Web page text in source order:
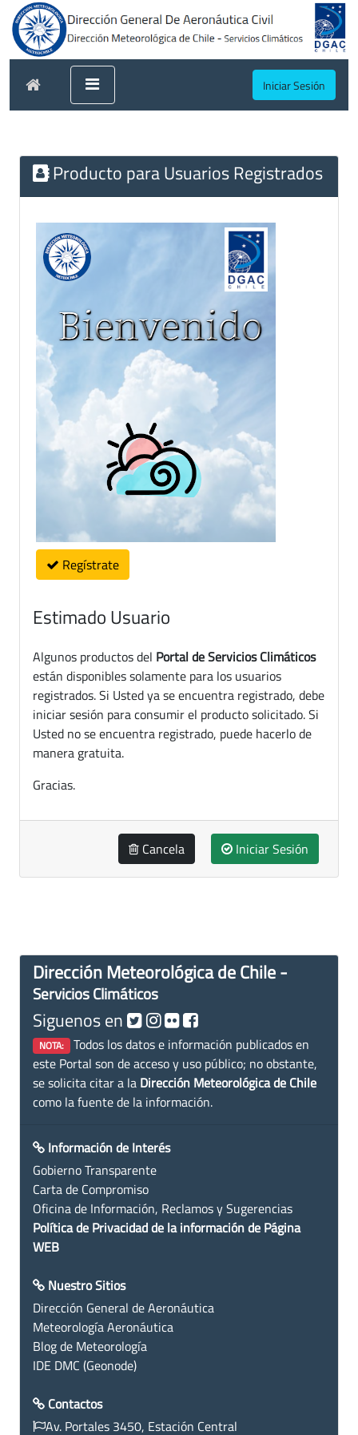
Iniciar Sesión
Producto para Usuarios Registrados
Regístrate
Estimado Usuario
Algunos productos del Portal de Servicios Climáticos
están disponibles solamente para los usuarios
registrados. Si Usted ya se encuentra registrado, debe
iniciar sesión para consumir el producto solicitado. Si
Usted no se encuentra registrado, puede hacerlo de
manera gratuita.
Gracias.
Cancela Iniciar Sesión
Dirección Meteorológica de Chile -
Servicios Climáticos
Siguenos en
NOTA: Todos los datos e información publicados en
este Portal son de acceso y uso público; no obstante,
se solicita citar a la Dirección Meteorológica de Chile
como la fuente de la información.
Información de Interés
Gobierno Transparente
Carta de Compromiso
Oficina de Información, Reclamos y Sugerencias
Política de Privacidad de la información de Página
WEB
Nuestro Sitios
Dirección General de Aeronáutica
Meteorología Aeronáutica
Blog de Meteorología
IDE DMC (Geonode)
Contactos
Av. Portales 3450, Estación Central